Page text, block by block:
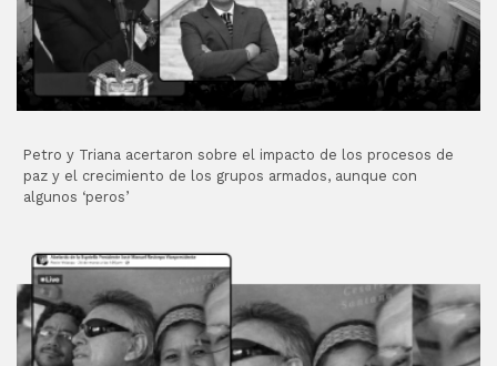
Petro y Triana acertaron sobre el impacto de los procesos de
paz y el crecimiento de los grupos armados, aunque con
algunos ‘peros’